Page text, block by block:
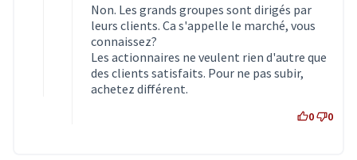
Non. Les grands groupes sont dirigés par
leurs clients. Ca s'appelle le marché, vous
connaissez?
Les actionnaires ne veulent rien d'autre que
des clients satisfaits. Pour ne pas subir,
achetez différent.
0 0